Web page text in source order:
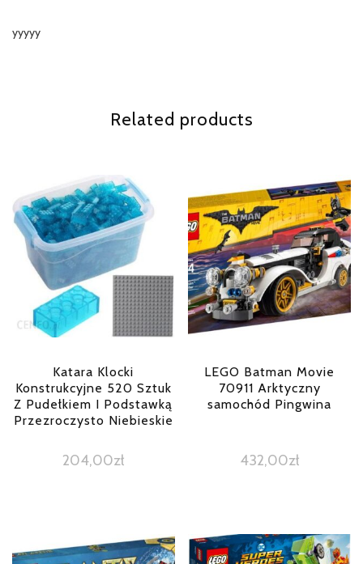
yyyyy
Related products
Katara Klocki
Konstrukcyjne 520 Sztuk
Z Pudełkiem I Podstawką
Przezroczysto Niebieskie
204,00zł
LEGO Batman Movie
70911 Arktyczny
samochód Pingwina
432,00zł